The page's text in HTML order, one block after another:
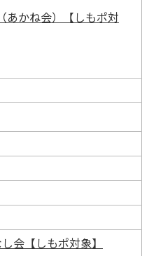
あかね会）【しもポ対
会【しもポ対象】